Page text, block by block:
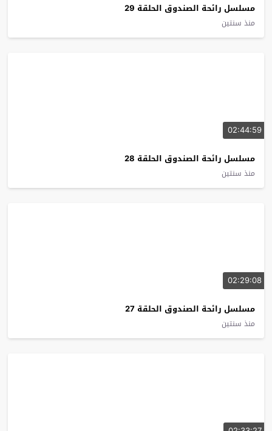
مسلسل رائحة الصندوق الحلقة 29
منذ سنتين
02:44:59
مسلسل رائحة الصندوق الحلقة 28
منذ سنتين
02:29:08
مسلسل رائحة الصندوق الحلقة 27
منذ سنتين